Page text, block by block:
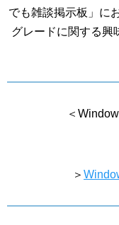
でも雑談掲示板」に
グレードに関する興
＜
＞